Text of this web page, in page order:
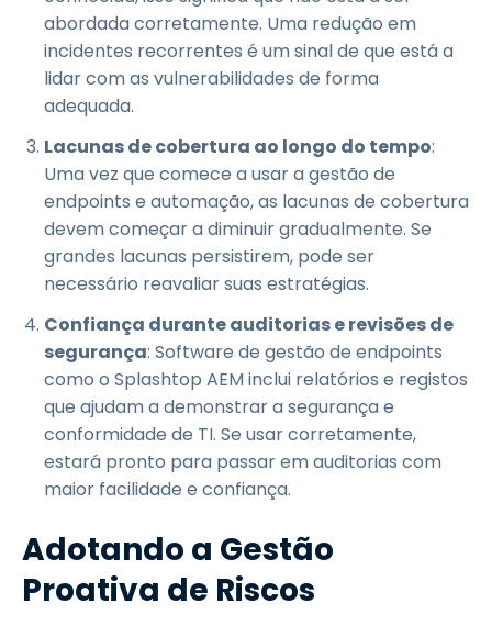
abordada corretamente. Uma redução em
incidentes recorrentes é um sinal de que está a
lidar com as vulnerabilidades de forma
adequada.
Lacunas de cobertura ao longo do tempo:
Uma vez que comece a usar a gestão de
endpoints e automação, as lacunas de cobertura
devem começar a diminuir gradualmente. Se
grandes lacunas persistirem, pode ser
necessário reavaliar suas estratégias.
Confiança durante auditorias e revisões de
segurança: Software de gestão de endpoints
como o Splashtop AEM inclui relatórios e registos
que ajudam a demonstrar a segurança e
conformidade de TI. Se usar corretamente,
estará pronto para passar em auditorias com
maior facilidade e confiança.
Adotando a Gestão
Proativa de Riscos